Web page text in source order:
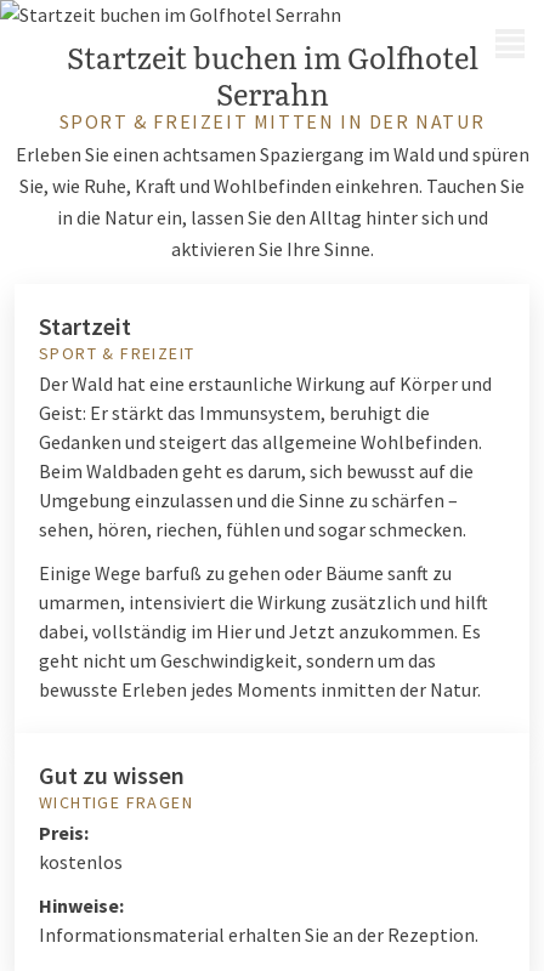
Startzeit buchen im Golfhotel
Serrahn
SPORT & FREIZEIT MITTEN IN DER NATUR
Erleben Sie einen achtsamen Spaziergang im Wald und spüren
Sie, wie Ruhe, Kraft und Wohlbefinden einkehren. Tauchen Sie
in die Natur ein, lassen Sie den Alltag hinter sich und
aktivieren Sie Ihre Sinne.
Startzeit
SPORT & FREIZEIT
Der Wald hat eine erstaunliche Wirkung auf Körper und
Geist: Er stärkt das Immunsystem, beruhigt die
Gedanken und steigert das allgemeine Wohlbefinden.
Beim Waldbaden geht es darum, sich bewusst auf die
Umgebung einzulassen und die Sinne zu schärfen –
sehen, hören, riechen, fühlen und sogar schmecken.
Einige Wege barfuß zu gehen oder Bäume sanft zu
umarmen, intensiviert die Wirkung zusätzlich und hilft
dabei, vollständig im Hier und Jetzt anzukommen. Es
geht nicht um Geschwindigkeit, sondern um das
bewusste Erleben jedes Moments inmitten der Natur.
Gut zu wissen
WICHTIGE FRAGEN
Preis:
kostenlos
Hinweise:
Informationsmaterial erhalten Sie an der Rezeption.